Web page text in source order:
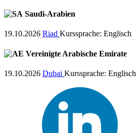
Saudi-Arabien
19.10.2026 Riad Kurssprache: Englisch
Vereinigte Arabische Emirate
19.10.2026 Dubai Kurssprache: Englisch